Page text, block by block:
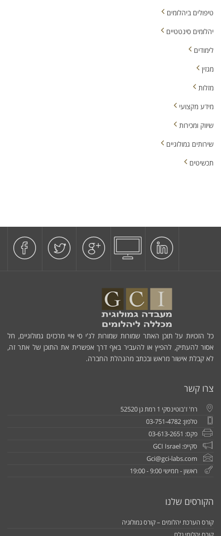
טיפולים ביהלומים
יהלומים סינטטיים
לימודים
מגזין
מזלות
מידע מקצועי
שיווק ומכירות
שירותים גמולוגיים
תכשיטים
כל הזכויות על תוכן האתר שמורות שמורות לג'י סי איי מרכזים גמולוגיים, חל
אסור להעתיק, להפיץ או להעביר באף דרך אפשרית את התוכן של אתר זה,
לא קבלת אישור מראש ובכתב מהנהלת החברה.
צרו קשר
רח' ז'בוטינסקי 1 רמת גן 52520
טלפון: 03-751-4782
פקס: 03-613-2651
סקייפ: GCI Israel
Gci@gci-labs.com
ראשון - חמישי 9:00 - 19:00
הקורסים שלנו
קורס הערכת יהלומים – קורס גמולוגיה